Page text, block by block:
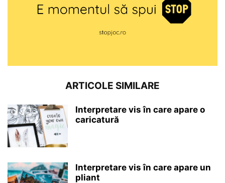
ARTICOLE SIMILARE
Interpretare vis în care apare o
caricatură
Interpretare vis în care apare un
pliant